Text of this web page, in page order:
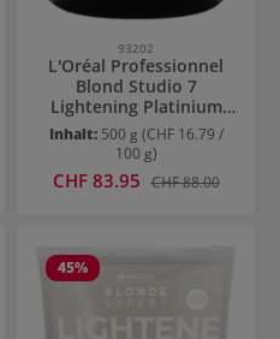
93202
L'Oréal Professionnel
Blond Studio 7
Lightening Platinium
Plus Paste
Inhalt: 500 g (CHF 16.79 /
100 g)
Verkaufspreis:
CHF 83.95 Regulärer Preis:
CHF 88.00
45%